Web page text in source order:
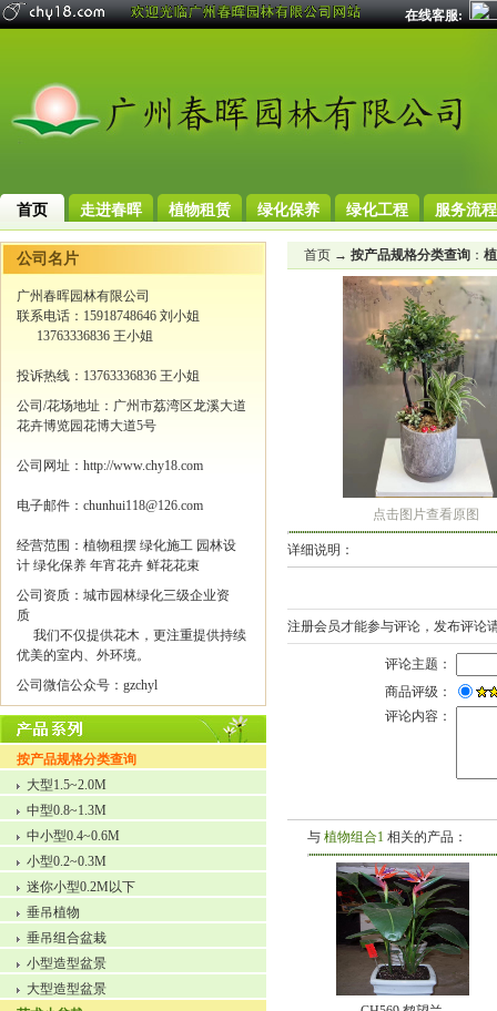
在线客服:
首页 走进春晖 植物租赁 绿化保养 绿化工程 服务流程
公司名片
广州春晖园林有限公司
联系电话：15918748646 刘小姐
13763336836 王小姐
投诉热线：13763336836 王小姐
公司/花场地址：广州市荔湾区龙溪大道
花卉博览园花博大道5号
公司网址：http://www.chy18.com
电子邮件：chunhui118@126.com
经营范围：植物租摆 绿化施工 园林设
计 绿化保养 年宵花卉 鲜花花束
公司资质：城市园林绿化三级企业资
质
我们不仅提供花木，更注重提供持续
优美的室内、外环境。
公司微信公众号：gzchyl
按产品规格分类查询
大型1.5~2.0M
中型0.8~1.3M
中小型0.4~0.6M
小型0.2~0.3M
迷你小型0.2M以下
垂吊植物
垂吊组合盆栽
小型造型盆景
大型造型盆景
首页 → 按产品规格分类查询 ：
点击图片查看原图
详细说明：
注册会员才能参与评论，发布评论
评论主题：
商品评级：
评论内容：
与 植物组合1 相关的产品：